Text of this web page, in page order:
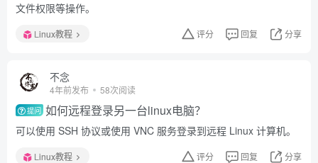
文件权限等操作。
Linux教程 评分 回复 分享
不念
4年前发布 58次阅读
提问 如何远程登录另一台linux电脑？
可以使用 SSH 协议或使用 VNC 服务登录到远程 Linux 计算机。
Linux教程 评分 回复 分享